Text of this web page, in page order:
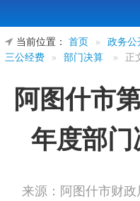
当前位置： 首页 » 政务公
三公经费 » 部门决算 » 正
阿图什市
年度部
来源：阿图什市财政